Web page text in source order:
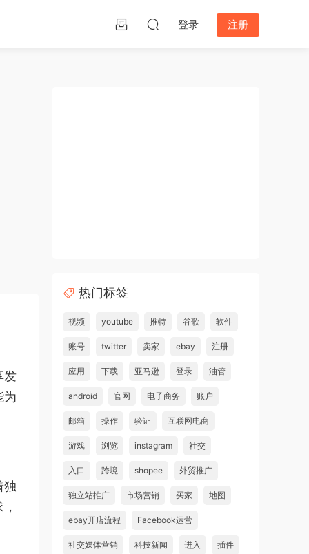
登录 注册
发
为
独
热门标签
视频 youtube 推特 谷歌 软件
账号 twitter 卖家 ebay 注册
应用 下载 亚马逊 登录 油管
android 官网 电子商务 账户
邮箱 操作 验证 互联网电商
游戏 浏览 instagram 社交
入口 跨境 shopee 外贸推广
独立站推广 市场营销 买家 地图
ebay开店流程 Facebook运营
社交媒体营销 科技新闻 进入 插件